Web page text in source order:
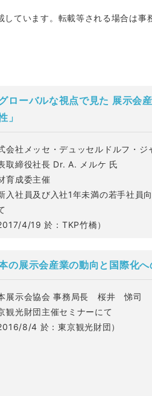
ています。転載等される場合は事
グローバルな視点で見た 展示会
」
会社メッセ・デュッセルドルフ・ジ
取締役社長 Dr. A. メルケ 氏
育成委主催
新入社員及び入社1年未満の若手社員
2017/4/19 於：TKP竹橋）
の展示会産業の動向と国際化へ
展示会協会 事務局長 桜井 悌司
観光財団主催セミナーにて
2016/8/4 於：東京観光財団）